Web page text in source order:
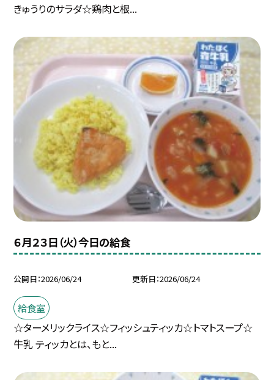
きゅうりのサラダ☆鶏肉と根...
６月２３日（火）今日の給食
公開日 2026/06/24 更新日 2026/06/24
給食室
☆ターメリックライス☆フィッシュティッカ☆トマトスープ☆
牛乳 ティッカとは、もと...